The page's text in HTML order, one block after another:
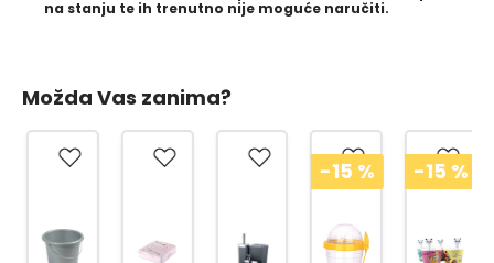
na stanju te ih trenutno nije moguće naručiti.
Možda Vas zanima?
-15 % -15 %